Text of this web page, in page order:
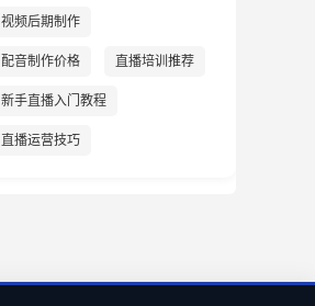
视频后期制作
配音制作价格 直播培训推荐
新手直播入门教程
直播运营技巧